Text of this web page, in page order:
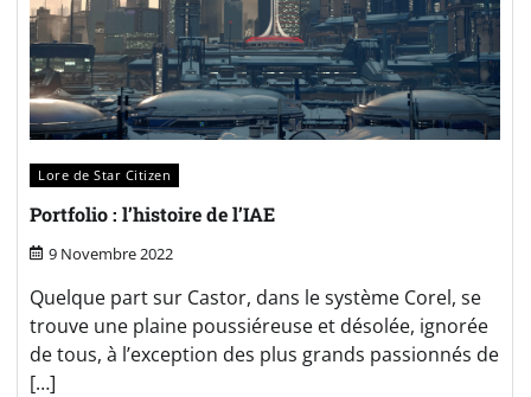
Lore de Star Citizen
Portfolio : l’histoire de l’IAE
9 Novembre 2022
Quelque part sur Castor, dans le système Corel, se
trouve une plaine poussiéreuse et désolée, ignorée
de tous, à l’exception des plus grands passionnés de
[…]